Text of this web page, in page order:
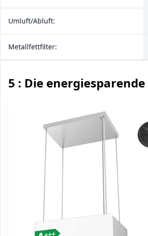
Umluft/Abluft:
Metallfettfilter:
5 : Die